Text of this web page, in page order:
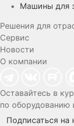
Машины для
Решения для
Сервис
Новости
О компании
Оставайтесь в
по
Подписаться на